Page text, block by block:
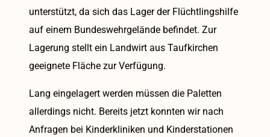
unterstützt, da sich das Lager der Flüchtlingshilfe
auf einem Bundeswehrgelände befindet. Zur
Lagerung stellt ein Landwirt aus Taufkirchen
geeignete Fläche zur Verfügung.
Lang eingelagert werden müssen die Paletten
allerdings nicht. Bereits jetzt konnten wir nach
Anfragen bei Kinderkliniken und Kinderstationen